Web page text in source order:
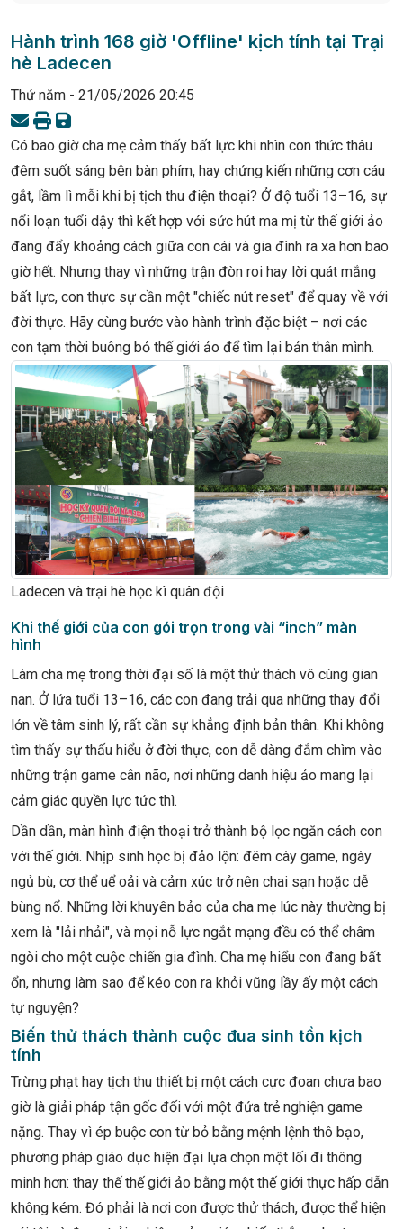
Hành trình 168 giờ 'Offline' kịch tính tại Trại
hè Ladecen
Thứ năm - 21/05/2026 20:45
Có bao giờ cha mẹ cảm thấy bất lực khi nhìn con thức thâu
đêm suốt sáng bên bàn phím, hay chứng kiến những cơn cáu
gắt, lầm lì mỗi khi bị tịch thu điện thoại? Ở độ tuổi 13–16, sự
nổi loạn tuổi dậy thì kết hợp với sức hút ma mị từ thế giới ảo
đang đẩy khoảng cách giữa con cái và gia đình ra xa hơn bao
giờ hết. Nhưng thay vì những trận đòn roi hay lời quát mắng
bất lực, con thực sự cần một "chiếc nút reset" để quay về với
đời thực. Hãy cùng bước vào hành trình đặc biệt – nơi các
con tạm thời buông bỏ thế giới ảo để tìm lại bản thân mình.
Ladecen và trại hè học kì quân đội
Khi thế giới của con gói trọn trong vài “inch” màn
hình
Làm cha mẹ trong thời đại số là một thử thách vô cùng gian
nan. Ở lứa tuổi 13–16, các con đang trải qua những thay đổi
lớn về tâm sinh lý, rất cần sự khẳng định bản thân. Khi không
tìm thấy sự thấu hiểu ở đời thực, con dễ dàng đắm chìm vào
những trận game cân não, nơi những danh hiệu ảo mang lại
cảm giác quyền lực tức thì.
Dần dần, màn hình điện thoại trở thành bộ lọc ngăn cách con
với thế giới. Nhịp sinh học bị đảo lộn: đêm cày game, ngày
ngủ bù, cơ thể uể oải và cảm xúc trở nên chai sạn hoặc dễ
bùng nổ. Những lời khuyên bảo của cha mẹ lúc này thường bị
xem là "lải nhải", và mọi nỗ lực ngắt mạng đều có thể châm
ngòi cho một cuộc chiến gia đình. Cha mẹ hiểu con đang bất
ổn, nhưng làm sao để kéo con ra khỏi vũng lầy ấy một cách
tự nguyện?
Biến thử thách thành cuộc đua sinh tồn kịch
tính
Trừng phạt hay tịch thu thiết bị một cách cực đoan chưa bao
giờ là giải pháp tận gốc đối với một đứa trẻ nghiện game
nặng. Thay vì ép buộc con từ bỏ bằng mệnh lệnh thô bạo,
phương pháp giáo dục hiện đại lựa chọn một lối đi thông
minh hơn: thay thế thế giới ảo bằng một thế giới thực hấp dẫn
không kém. Đó phải là nơi con được thử thách, được thể hiện